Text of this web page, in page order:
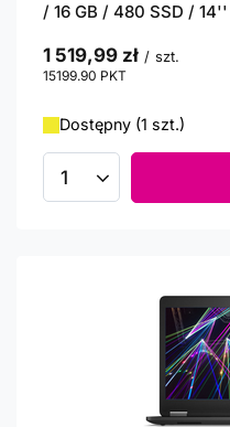
/ 16 GB / 480 SSD /
1 519,99 zł / szt.
15199.90 PKT
Dostępny (1 szt.)
Ilość produktów